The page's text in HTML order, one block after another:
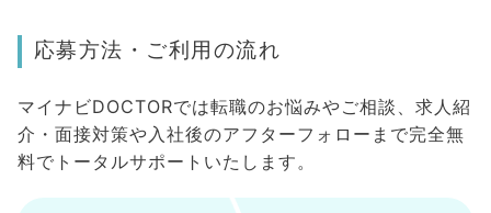
応募方法・ご利用の流れ
マイナビDOCTORでは転職のお悩みやご相談、求人紹
介・面接対策や入社後のアフターフォローまで完全無
料でトータルサポートいたします。